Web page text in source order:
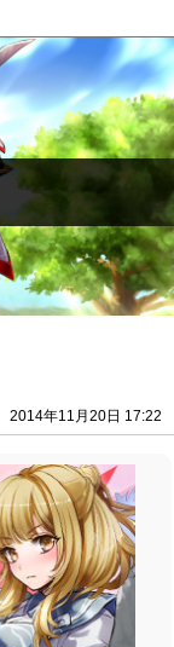
2014年11月20日 17:22